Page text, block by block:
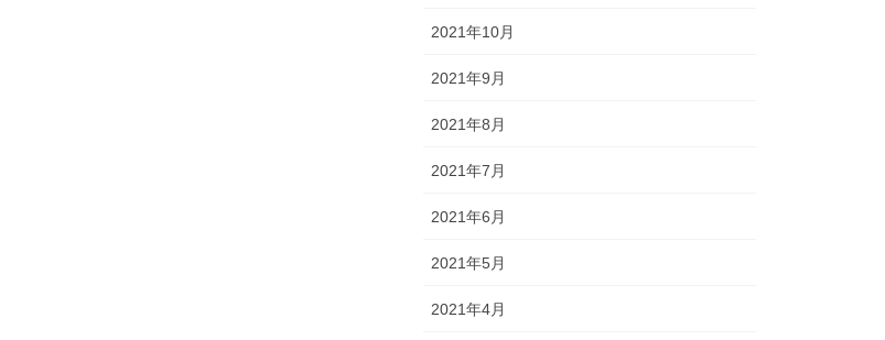
2021年10月
2021年9月
2021年8月
2021年7月
2021年6月
2021年5月
2021年4月